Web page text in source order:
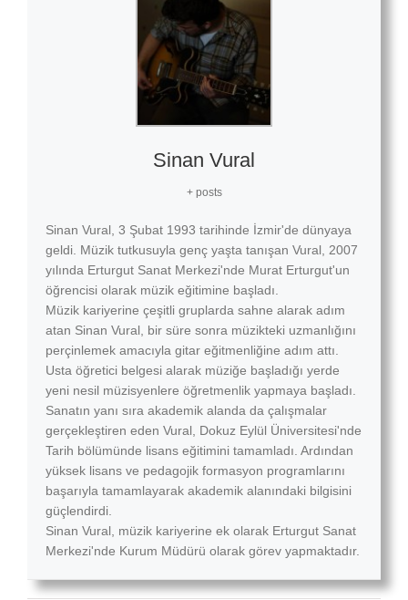
Sinan Vural
+ posts
Sinan Vural, 3 Şubat 1993 tarihinde İzmir'de dünyaya
geldi. Müzik tutkusuyla genç yaşta tanışan Vural, 2007
yılında Erturgut Sanat Merkezi'nde Murat Erturgut'un
öğrencisi olarak müzik eğitimine başladı.
Müzik kariyerine çeşitli gruplarda sahne alarak adım
atan Sinan Vural, bir süre sonra müzikteki uzmanlığını
perçinlemek amacıyla gitar eğitmenliğine adım attı.
Usta öğretici belgesi alarak müziğe başladığı yerde
yeni nesil müzisyenlere öğretmenlik yapmaya başladı.
Sanatın yanı sıra akademik alanda da çalışmalar
gerçekleştiren eden Vural, Dokuz Eylül Üniversitesi'nde
Tarih bölümünde lisans eğitimini tamamladı. Ardından
yüksek lisans ve pedagojik formasyon programlarını
başarıyla tamamlayarak akademik alanındaki bilgisini
güçlendirdi.
Sinan Vural, müzik kariyerine ek olarak Erturgut Sanat
Merkezi'nde Kurum Müdürü olarak görev yapmaktadır.